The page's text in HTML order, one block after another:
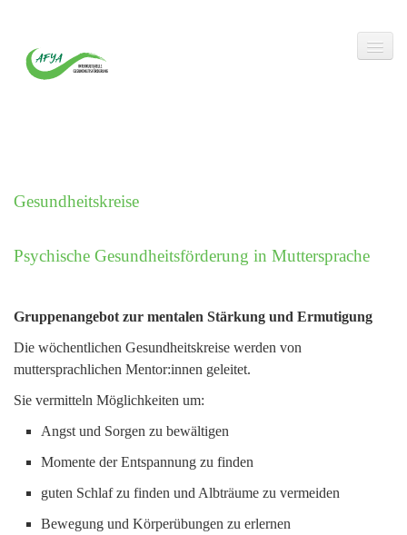
Über AFYA
Unsere Arbeit
Kräfte stärken - Trauma bewältigen
Gesundheitskreise
Programm für geflüchtete Eltern
STARK ohne Gewalt
STARK durch die Schule
Gesundheitskreise
Psychische Gesundheitsförderung in Muttersprache
Gruppenangebot zur mentalen Stärkung und Ermutigung
Die wöchentlichen Gesundheitskreise werden von
muttersprachlichen Mentor:innen geleitet.
Sie vermitteln Möglichkeiten um:
Angst und Sorgen zu bewältigen
Momente der Entspannung zu finden
guten Schlaf zu finden und Albträume zu vermeiden
Bewegung und Körperübungen zu erlernen